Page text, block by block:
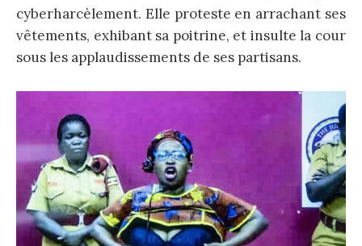
cyberharcèlement. Elle proteste en arrachant ses
vêtements, exhibant sa poitrine, et insulte la cour
sous les applaudissements de ses partisans.